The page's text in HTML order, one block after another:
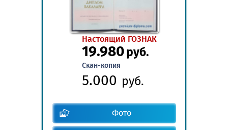
Настоящий ГОЗНАК
19.980руб.
Скан-копия
5.000 руб.
Фото